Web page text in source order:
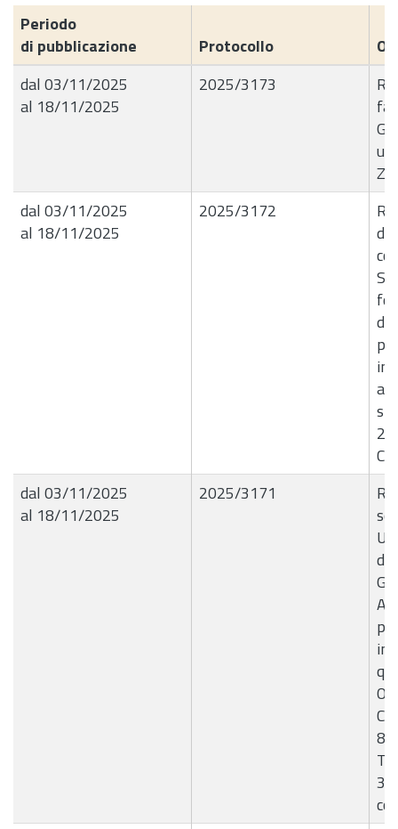
Periodo
di pubblicazione
Protocollo
dal 03/11/2025
al 18/11/2025
2025/3173
dal 03/11/2025
al 18/11/2025
2025/3172
dal 03/11/2025
al 18/11/2025
2025/3171
8/